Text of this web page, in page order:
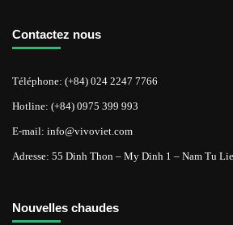
Contactez nous
Téléphone: (+84) 024 2247 7766
Hotline: (+84) 0975 399 993
E-mail: info@vivoviet.com
Adresse: 55 Dinh Thon – My Dinh 1 – Nam Tu
Nouvelles chaudes